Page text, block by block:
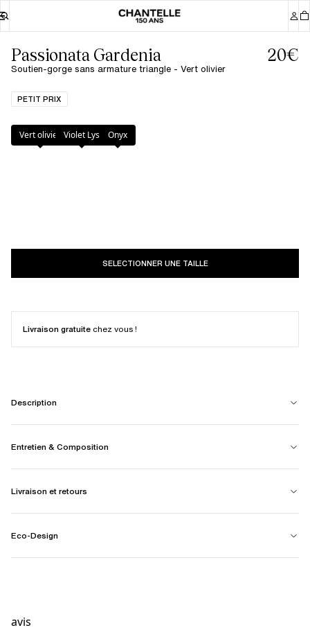
Passionata Gardenia
Soutien-gorge sans armature triangle - Vert olivier
20€
PETIT PRIX
Couleur: Vert olivier
Vert olivier Violet Lys Onyx
SELECTIONNER UNE TAILLE
Livraison gratuite chez vous !
Description
Entretien & Composition
Livraison et retours
Eco-Design
avis